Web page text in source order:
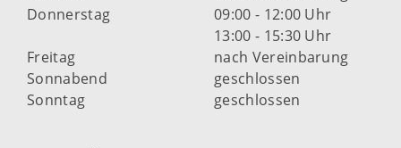
Donnerstag
09:00 - 12:00 Uhr
13:00 - 15:30 Uhr
Freitag
nach Vereinbarung
Sonnabend
geschlossen
Sonntag
geschlossen